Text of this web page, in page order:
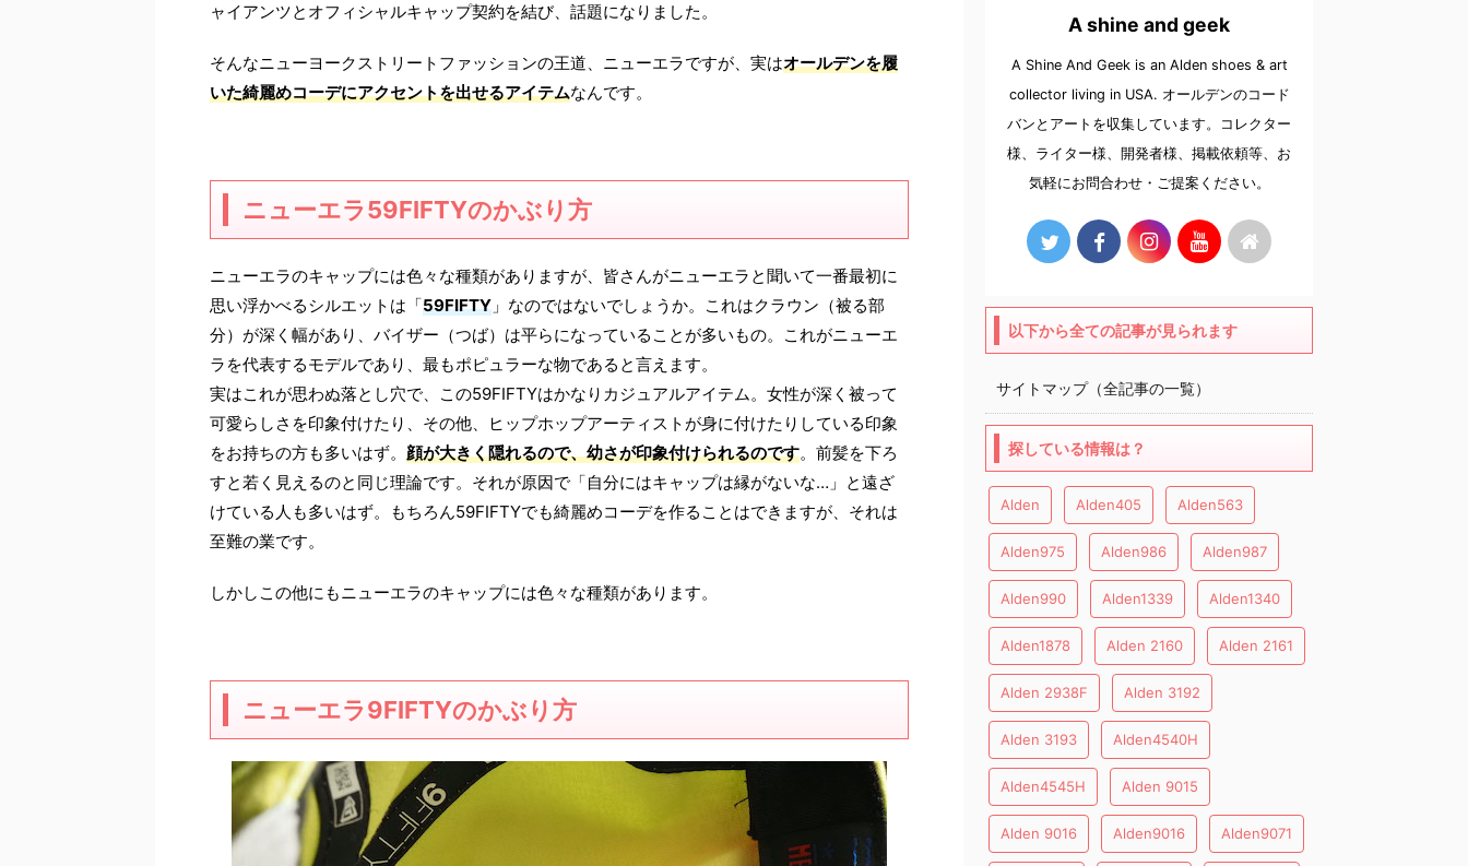
ャイアンツとオフィシャルキャップ契約を結び、話題になりました。
そんなニューヨークストリートファッションの王道、ニューエラですが、実はオールデンを履
いた綺麗めコーデにアクセントを出せるアイテムなんです。
ニューエラ59FIFTYのかぶり方
ニューエラのキャップには色々な種類がありますが、皆さんがニューエラと聞いて一番最初に
思い浮かべるシルエットは「59FIFTY 」なのではないでしょうか。これはクラウン（被る部
分）が深く幅があり、バイザー（つば）は平らになっていることが多いもの。これがニューエ
ラを代表するモデルであり、最もポピュラーな物であると言えます。
実はこれが思わぬ落とし穴で、この59FIFTYはかなりカジュアルアイテム。女性が深く被って
可愛らしさを印象付けたり、その他、ヒップホップアーティストが身に付けたりしている印象
をお持ちの方も多いはず。 顔が大きく隠れるので、幼さが印象付けられるのです。前髪を下ろ
すと若く見えるのと同じ理論です。それが原因で「自分にはキャップは縁がないな…」と遠ざ
けている人も多いはず。もちろん59FIFTYでも綺麗めコーデを作ることはできますが、それは
至難の業です。
しかしこの他にもニューエラのキャップには色々な種類があります。
ニューエラ9FIFTYのかぶり方
A shine and geek
A Shine And Geek is an Alden shoes & art
collector living in USA. オールデンのコード
バンとアートを収集しています。コレクター
様、ライター様、開発者様、掲載依頼等、お
気軽にお問合わせ・ご提案ください。
以下から全ての記事が見られます
サイトマップ（全記事の一覧）
探している情報は？
Alden Alden405 Alden563
Alden975 Alden986 Alden987
Alden990 Alden1339 Alden1340
Alden1878 Alden 2160 Alden 2161
Alden 2938F Alden 3192
Alden 3193 Alden4540H
Alden4545H Alden 9015
Alden 9016 Alden9016 Alden9071